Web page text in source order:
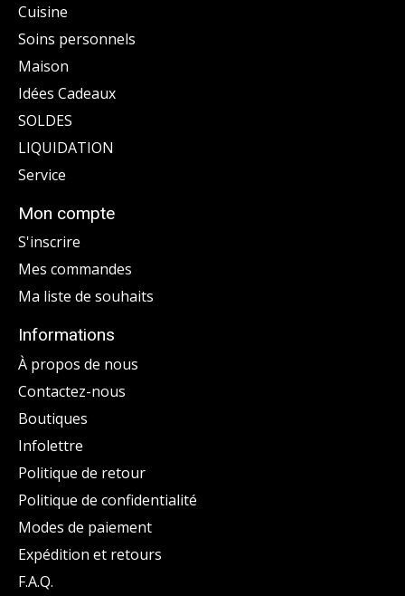
Cuisine
Soins personnels
Maison
Idées Cadeaux
SOLDES
LIQUIDATION
Service
Mon compte
S'inscrire
Mes commandes
Ma liste de souhaits
Informations
À propos de nous
Contactez-nous
Boutiques
Infolettre
Politique de retour
Politique de confidentialité
Modes de paiement
Expédition et retours
F.A.Q.